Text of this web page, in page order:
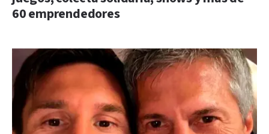
60 emprendedores